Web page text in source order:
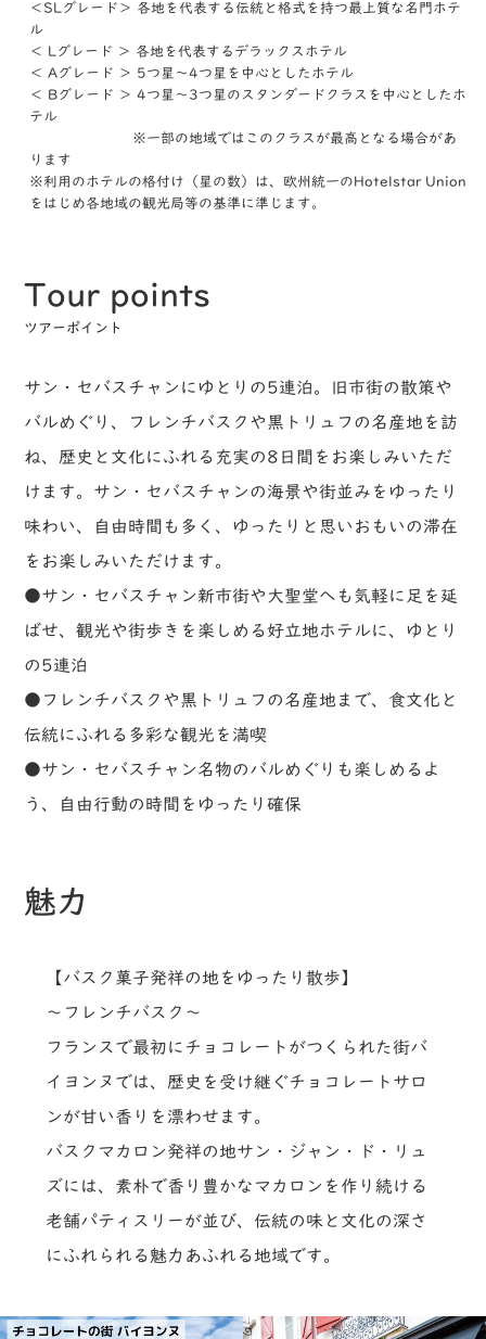
＜SLグレード＞ 各地を代表する伝統と格式を持つ最上質な名門ホテ
ル
＜ Lグレード ＞ 各地を代表するデラックスホテル
＜ Aグレード ＞ 5つ星～4つ星を中心としたホテル
＜ Bグレード ＞ 4つ星～3つ星のスタンダードクラスを中心としたホ
テル
※一部の地域ではこのクラスが最高となる場合があ
ります
※利用のホテルの格付け（星の数）は、欧州統一のHotelstar Union
をはじめ各地域の観光局等の基準に準じます。
Tour points
ツアーポイント
サン・セバスチャンにゆとりの5連泊。旧市街の散策や
バルめぐり、フレンチバスクや黒トリュフの名産地を訪
ね、歴史と文化にふれる充実の8日間をお楽しみいただ
けます。サン・セバスチャンの海景や街並みをゆったり
味わい、自由時間も多く、ゆったりと思いおもいの滞在
をお楽しみいただけます。
●サン・セバスチャン新市街や大聖堂へも気軽に足を延
ばせ、観光や街歩きを楽しめる好立地ホテルに、ゆとり
の5連泊
●フレンチバスクや黒トリュフの名産地まで、食文化と
伝統にふれる多彩な観光を満喫
●サン・セバスチャン名物のバルめぐりも楽しめるよ
う、自由行動の時間をゆったり確保
魅力
【バスク菓子発祥の地をゆったり散歩】
～フレンチバスク～
フランスで最初にチョコレートがつくられた街バ
イヨンヌでは、歴史を受け継ぐチョコレートサロ
ンが甘い香りを漂わせます。
バスクマカロン発祥の地サン・ジャン・ド・リュ
ズには、素朴で香り豊かなマカロンを作り続ける
老舗パティスリーが並び、伝統の味と文化の深さ
にふれられる魅力あふれる地域です。